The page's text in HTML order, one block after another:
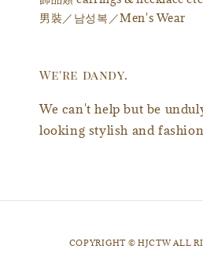
男裝／남성복／Men's Wear
We're dandy.
We can't help but be
looking stylish and
​COPYRIGHT © HJCTW ALL